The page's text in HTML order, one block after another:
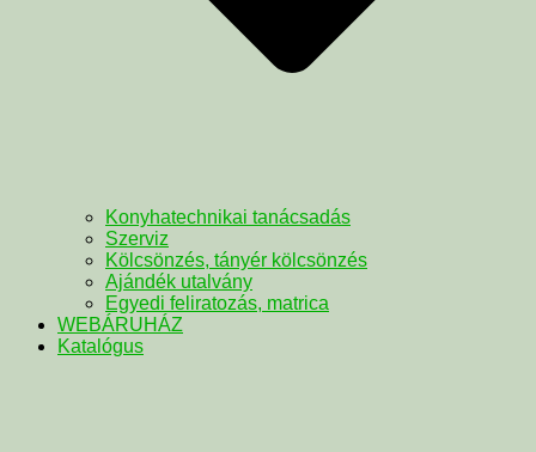
Konyhatechnikai tanácsadás
Szerviz
Kölcsönzés, tányér kölcsönzés
Ajándék utalvány
Egyedi feliratozás, matrica
WEBÁRUHÁZ
Katalógus